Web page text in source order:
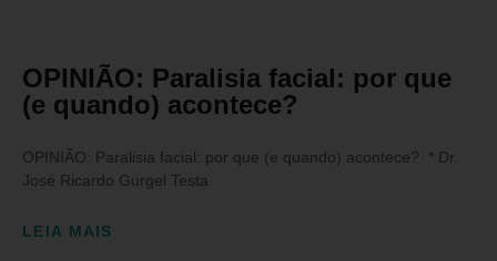
OPINIÃO: Paralisia facial: por que
(e quando) acontece?
OPINIÃO: Paralisia facial: por que (e quando) acontece? * Dr.
José Ricardo Gurgel Testa
LEIA MAIS